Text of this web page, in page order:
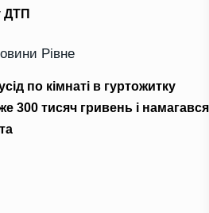
ДТП
Рівне
по кімнаті в гуртожитку
300 тисяч гривень і намагався